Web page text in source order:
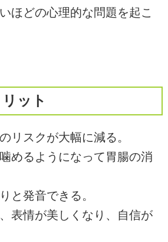
ほどの心理的な問題を起こ
ット
リスクが大幅に減る。
めるようになって胃腸の消
と発音できる。
表情が美しくなり、自信が